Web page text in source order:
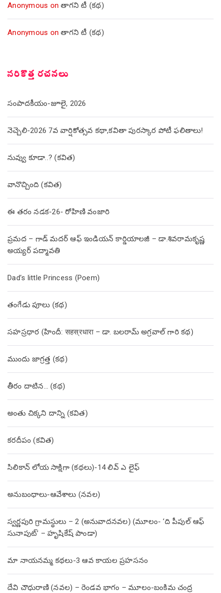
Anonymous onతాగని టీ (కథ)
Anonymous onతాగని టీ (కథ)
సరికొత్త రచనలు
సంపాదకీయం-జూలై, 2026
నెచ్చెలి-2026 7వ వార్షికోత్సవ కథా,కవితా పురస్కార పోటీ ఫలితాలు!
నువ్వు కూడా..? (కవిత)
వానొచ్చింది (కవిత)
ఈ తరం నడక-26- రోహిణి వంజారి
ప్రమద – గాడ్ మదర్ ఆఫ్ ఇండియన్ కార్డియాలజీ – డా.శివరామకృష్ణ
అయ్యర్ పద్మావతి
Dad’s little Princess (Poem)
తంగేడు పూలు (క‌థ‌)
సహస్రధార (హిందీ: सहस्रधारा – డా. బలరామ్ అగ్రవాల్ గారి కథ)
ముందు జాగ్రత్త (క‌థ‌)
తీరం దాటిన… (క‌థ‌)
అంతు చిక్కని దాన్ని (కవిత)
కరదీపం (కవిత)
సిలికాన్ లోయ సాక్షిగా (కథలు)-14 లివ్ ఎ లైఫ్
అనుబంధాలు-ఆవేశాలు (నవల)
స్వర్ణపురి గ్రామస్థులు – 2 (అనువాదనవల) (మూలం- ‘ది పీపుల్ ఆఫ్
సునాపుట్’ – హృషికేష్ పాండా)
మా నాయనమ్మ కథలు-3 ఆవ కాయల ప్రహసనం
దేవి చౌధురాణి (నవల) – రెండవ భాగం – మూలం-బంకిమ చంద్ర